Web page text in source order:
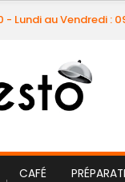
- Lundi au Vendredi :
CAFÉ